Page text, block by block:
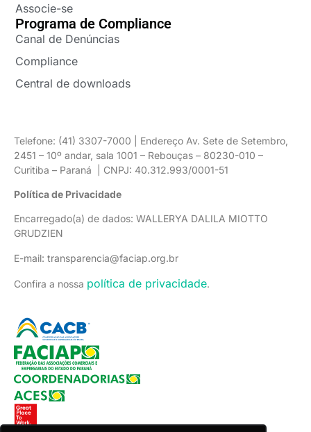
Associe-se
Programa de Compliance
Canal de Denúncias
Compliance
Central de downloads
Telefone: (41) 3307-7000 | Endereço Av. Sete de Setembro,
2451 – 10º andar, sala 1001 – Rebouças – 80230-010 –
Curitiba – Paraná | CNPJ: 40.312.993/0001-51
Política de Privacidade
Encarregado(a) de dados: WALLERYA DALILA MIOTTO
GRUDZIEN
E-mail: transparencia@faciap.org.br
Confira a nossa política de privacidade.